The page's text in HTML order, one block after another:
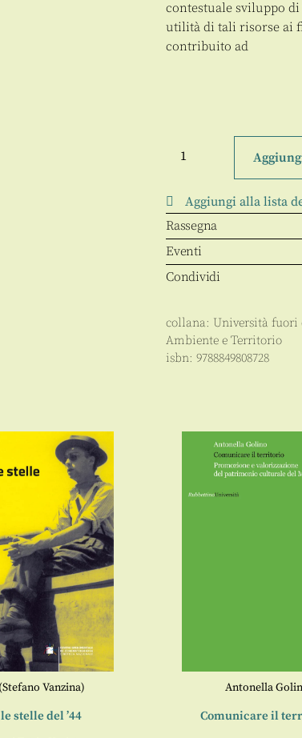
contestuale sviluppo
utilità di tali risorse ai
contribuito ad
conoscere
l'ambiente
quantità
Aggiungi alla lista
Rassegna
Eventi
Condividi
collana: Università fuori
Ambiente e Territorio
isbn: 9788849808728
Vanzina)
stelle del ’44
Antonella
Comunicare il